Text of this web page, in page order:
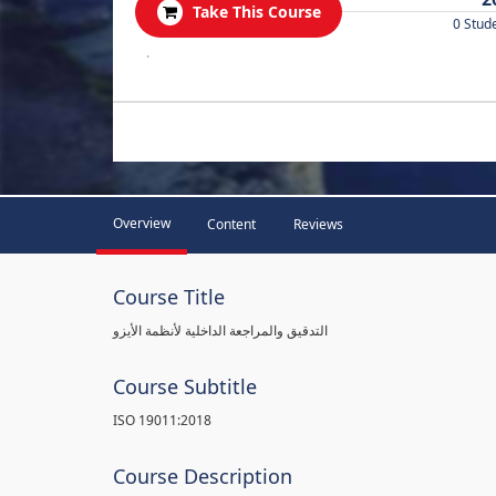
Take This Course
0
.
Overview Content Reviews
Course Title
التدقيق والمراجعة الداخلية لأنظمة الأيزو
Course Subtitle
ISO 19011:2018
Course Description